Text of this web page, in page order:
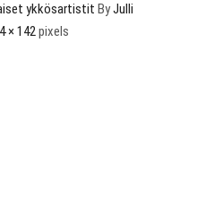
ykkösartistit ByJulli
× 142pixels